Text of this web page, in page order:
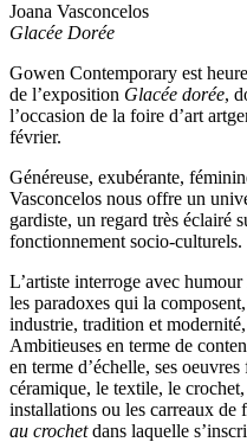
Joana Vasconcelos
Glacée Dorée
Gowen Contemporary est
de l’exposition Glacée dorée,
l’occasion de la foire d’art
février.
Généreuse, exubérante,
Vasconcelos nous offre un
gardiste, un regard très éclairé
fonctionnement socio-culturels.
L’artiste interroge avec
les paradoxes qui la
industrie, tradition et
Ambitieuses en terme de
en terme d’échelle, ses
céramique, le textile, le
installations ou les carreaux de
au crochetdans laquelle